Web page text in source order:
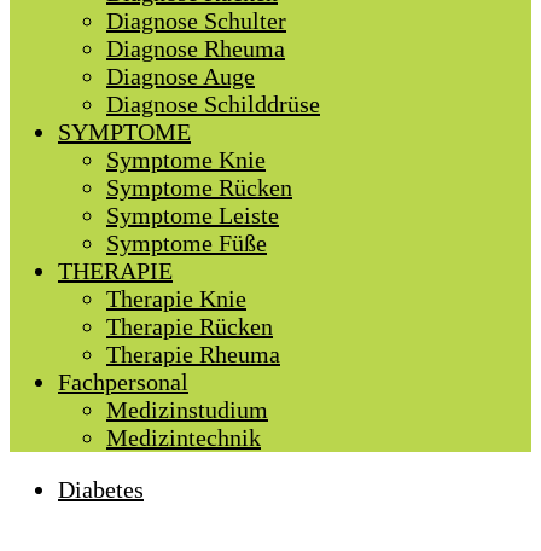
Diagnose Schulter
Diagnose Rheuma
Diagnose Auge
Diagnose Schilddrüse
SYMPTOME
Symptome Knie
Symptome Rücken
Symptome Leiste
Symptome Füße
THERAPIE
Therapie Knie
Therapie Rücken
Therapie Rheuma
Fachpersonal
Medizinstudium
Medizintechnik
Diabetes